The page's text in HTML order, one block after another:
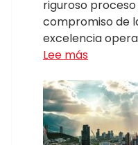
riguroso
compromiso de
excelencia
Lee más